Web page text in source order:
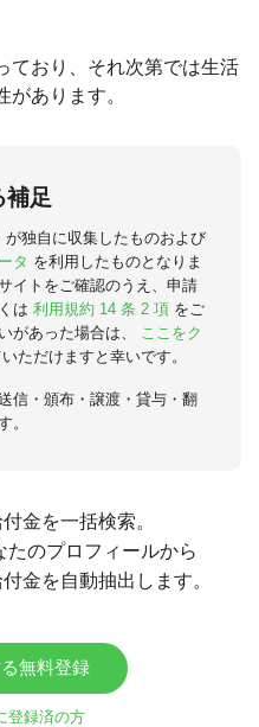
ており、それ次第では生活
あります。
補足
独自に収集したものおよび
タ を利用したものとなりま
イトをご確認のうえ、申請
は 利用規約 14 条 2 項 をご
があった場合は、
ここをク
いただけますと幸いです。
信・頒布・譲渡・貸与・翻
。
金を一括検索。
のプロフィールから
金を自動抽出します。
無料登録
登録済の方